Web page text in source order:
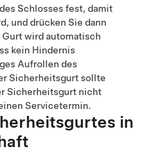
Schlosses fest, damit
und drücken Sie dann
wird automatisch
kein Hindernis
Aufrollen des
Sicherheitsgurt sollte
Sicherheitsgurt nicht
Servicetermin.
in